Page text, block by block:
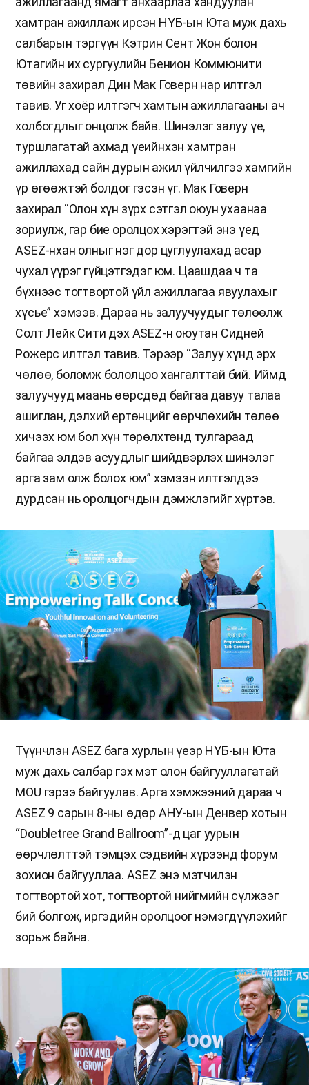
хамтран ажиллаж ирсэн НҮБ-ын Юта муж дахь
салбарын тэргүүн Кэтрин Сент Жон болон
Ютагийн их сургуулийн Бенион Коммюнити
төвийн захирал Дин Мак Говерн нар илтгэл
тавив. Уг хоёр илтгэгч хамтын ажиллагааны ач
холбогдлыг онцолж байв. Шинэлэг залуу үе,
туршлагатай ахмад үеийнхэн хамтран
ажиллахад сайн дурын ажил үйлчилгээ хамгийн
үр өгөөжтэй болдог гэсэн үг. Мак Говерн
захирал “Олон хүн зүрх сэтгэл оюун ухаанаа
зориулж, гар бие оролцох хэрэгтэй энэ үед
ASEZ-нхан олныг нэг дор цуглуулахад асар
чухал үүрэг гүйцэтгэдэг юм. Цаашдаа ч та
бүхнээс тогтвортой үйл ажиллагаа явуулахыг
хүсье” хэмээв. Дараа нь залуучуудыг төлөөлж
Солт Лейк Сити дэх ASEZ-н оюутан Сидней
Рожерс илтгэл тавив. Тэрээр “Залуу хүнд эрх
чөлөө, боломж бололцоо хангалттай бий. Иймд
залуучууд маань өөрсдөд байгаа давуу талаа
ашиглан, дэлхий ертөнцийг өөрчлөхийн төлөө
хичээх юм бол хүн төрөлхтөнд тулгараад
байгаа элдэв асуудлыг шийдвэрлэх шинэлэг
арга зам олж болох юм” хэмээн илтгэлдээ
дурдсан нь оролцогчдын дэмжлэгийг хүртэв.
Түүнчлэн ASEZ бага хурлын үеэр НҮБ-ын Юта
муж дахь салбар гэх мэт олон байгууллагатай
MOU гэрээ байгуулав. Арга хэмжээний дараа ч
ASEZ 9 сарын 8-ны өдөр АНУ-ын Денвер хотын
“Doubletree Grand Ballroom”-д цаг уурын
өөрчлөлттэй тэмцэх сэдвийн хүрээнд форум
зохион байгууллаа. ASEZ энэ мэтчилэн
тогтвортой хот, тогтвортой нийгмийн сүлжээг
бий болгож, иргэдийн оролцоог нэмэгдүүлэхийг
зорьж байна.